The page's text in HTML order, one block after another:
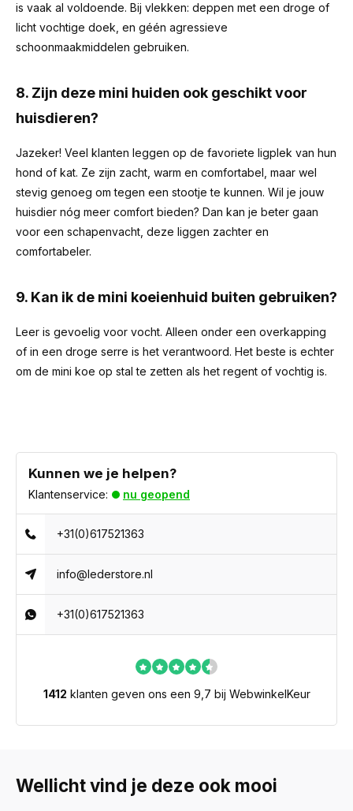
is vaak al voldoende. Bij vlekken: deppen met een droge of
licht vochtige doek, en géén agressieve
schoonmaakmiddelen gebruiken.
8. Zijn deze mini huiden ook geschikt voor
huisdieren?
Jazeker! Veel klanten leggen op de favoriete ligplek van hun
hond of kat. Ze zijn zacht, warm en comfortabel, maar wel
stevig genoeg om tegen een stootje te kunnen. Wil je jouw
huisdier nóg meer comfort bieden? Dan kan je beter gaan
voor een schapenvacht, deze liggen zachter en
comfortabeler.
9. Kan ik de mini koeienhuid buiten gebruiken?
Leer is gevoelig voor vocht. Alleen onder een overkapping
of in een droge serre is het verantwoord. Het beste is echter
om de mini koe op stal te zetten als het regent of vochtig is.
Kunnen we je helpen?
Klantenservice: nu geopend
+31(0)617521363
info@lederstore.nl
+31(0)617521363
1412 klanten geven ons een 9,7 bij WebwinkelKeur
Wellicht vind je deze ook mooi